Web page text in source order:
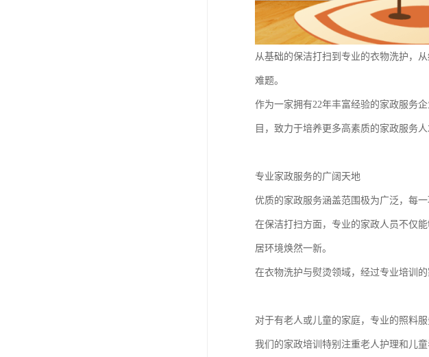
从基础的保洁打扫到专业的衣物洗护，
难题。
作为一家拥有22年丰富经验的家政服务
目，致力于培养更多高素质的家政服务人
专业家政服务的广阔天地
优质的家政服务涵盖范围极为广泛，每
在保洁打扫方面，专业的家政人员不仅
居环境焕然一新。
在衣物洗护与熨烫领域，经过专业培训
对于有老人或儿童的家庭，专业的照料服
我们的家政培训特别注重老人护理和儿